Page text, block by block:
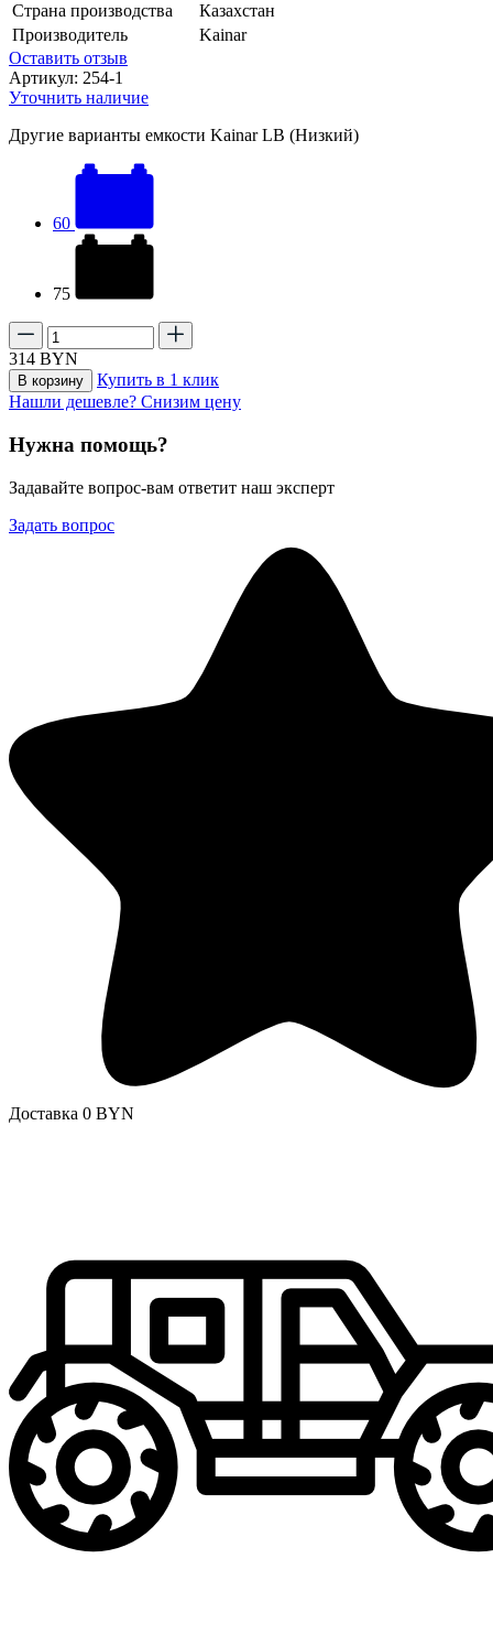
Страна производства
Казахстан
Производитель
Kainar
Оставить отзыв
Артикул: 254-1
Уточнить наличие
Другие варианты емкости Kainar LB (Низкий)
60
75
314 BYN
В корзину
Купить в 1 клик
Нашли дешевле? Снизим цену
Нужна помощь?
Задавайте вопрос-вам ответит наш эксперт
Задать вопрос
Доставка 0 BYN